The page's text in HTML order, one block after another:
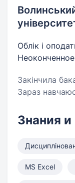
Облік і
Закінчила
Зараз
Знания
MS Excel